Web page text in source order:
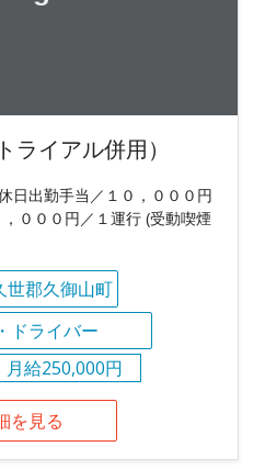
ライアル併用）
日出勤手当／１０，０００円
０００円／１運行 (受動喫煙
世郡久御山町
ドライバー
月給250,000円
を見る